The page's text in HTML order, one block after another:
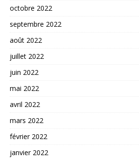
octobre 2022
septembre 2022
août 2022
juillet 2022
juin 2022
mai 2022
avril 2022
mars 2022
février 2022
janvier 2022